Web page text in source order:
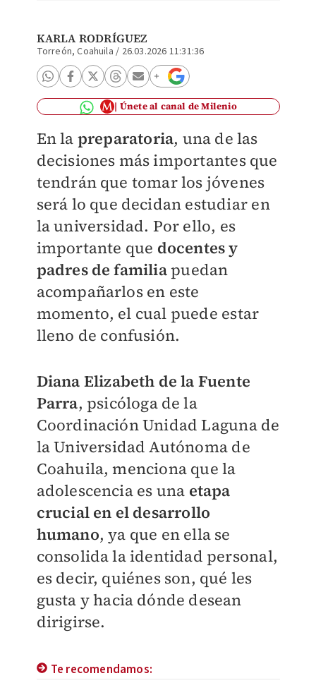
KARLA RODRÍGUEZ
Torreón, Coahuila / 26.03.2026 11:31:36
Únete al canal de Milenio
En la preparatoria, una de las
decisiones más importantes que
tendrán que tomar los jóvenes
será lo que decidan estudiar en
la universidad. Por ello, es
importante que docentes y
padres de familiapuedan
acompañarlos en este
momento, el cual puede estar
lleno de confusión.
Diana Elizabeth de la Fuente
Parra, psicóloga de la
Coordinación Unidad Laguna de
la Universidad Autónoma de
Coahuila, menciona que la
adolescencia es una etapa
crucial en el desarrollo
humano, ya que en ella se
consolida la identidad personal,
es decir, quiénes son, qué les
gusta y hacia dónde desean
dirigirse.
Te recomendamos: